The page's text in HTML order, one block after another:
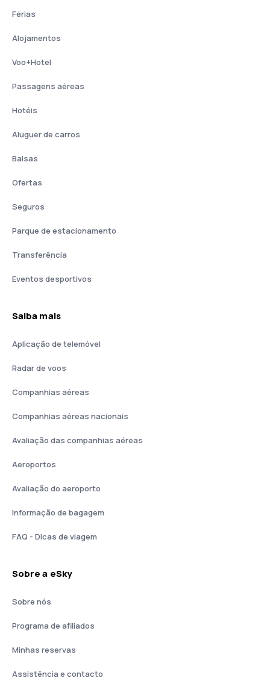
Férias
Alojamentos
Voo+Hotel
Passagens aéreas
Hotéis
Aluguer de carros
Balsas
Ofertas
Seguros
Parque de estacionamento
Transferência
Eventos desportivos
Saiba mais
Aplicação de telemóvel
Radar de voos
Companhias aéreas
Companhias aéreas nacionais
Avaliação das companhias aéreas
Aeroportos
Avaliação do aeroporto
Informação de bagagem
FAQ - Dicas de viagem
Sobre a eSky
Sobre nós
Programa de afiliados
Minhas reservas
Assistência e contacto